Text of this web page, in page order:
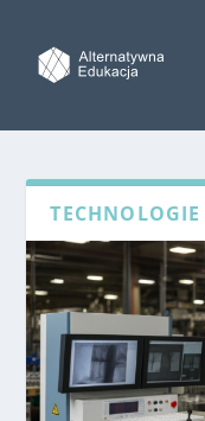
TECHNOLOGIE